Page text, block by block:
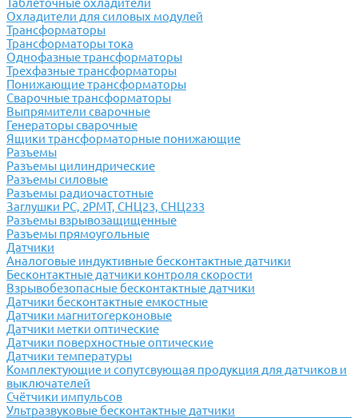
Таблеточные охладители
Охладители для силовых модулей
Трансформаторы
Трансформаторы тока
Однофазные трансформаторы
Трехфазные трансформаторы
Понижающие трансформаторы
Сварочные трансформаторы
Выпрямители сварочные
Генераторы сварочные
Ящики трансформаторные понижающие
Разъемы
Разъемы цилиндрические
Разъемы силовые
Разъемы радиочастотные
Заглушки РС, 2РМТ, СНЦ23, СНЦ233
Разъемы взрывозащищенные
Разъемы прямоугольные
Датчики
Аналоговые индуктивные бесконтактные датчики
Бесконтактные датчики контроля скорости
Взрывобезопасные бесконтактные датчики
Датчики бесконтактные емкостные
Датчики магнитогерконовые
Датчики метки оптические
Датчики поверхностные оптические
Датчики температуры
Комплектующие и сопутсвующая продукция для датчиков и
выключателей
Счётчики импульсов
Ультразвуковые бесконтактные датчики